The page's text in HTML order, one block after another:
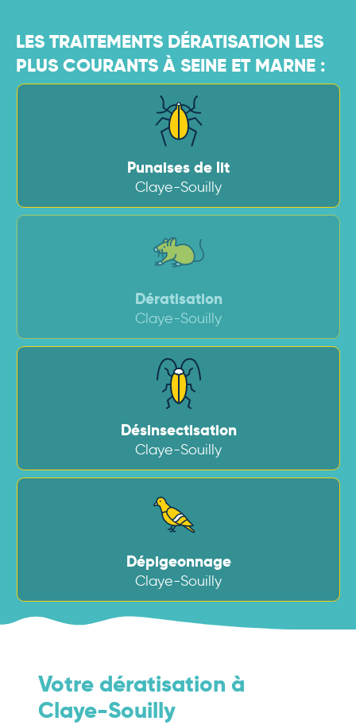
LES TRAITEMENTS DÉRATISATION LES
PLUS COURANTS À SEINE ET MARNE :
Punaises de lit
Claye-Souilly
Dératisation
Claye-Souilly
Désinsectisation
Claye-Souilly
Dépigeonnage
Claye-Souilly
Votre dératisation à
Claye-Souilly